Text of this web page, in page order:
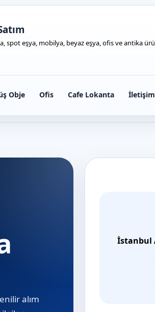
spot eşya, mobilya, beyaz eşya, ofis ve antika
Obje Ofis Cafe Lokanta İletişim
alım
İstanbul